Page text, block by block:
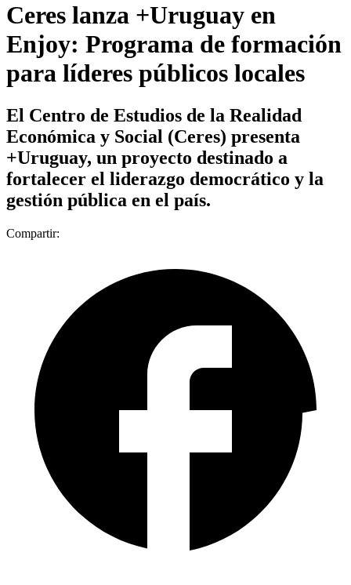
Ceres lanza +Uruguay en
Enjoy: Programa de formación
para líderes públicos locales
El Centro de Estudios de la Realidad
Económica y Social (Ceres) presenta
+Uruguay, un proyecto destinado a
fortalecer el liderazgo democrático y la
gestión pública en el país.
Compartir: